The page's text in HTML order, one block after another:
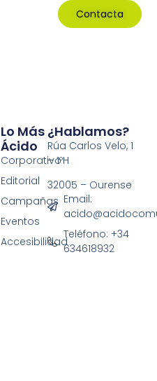
Contacta
Lo Más
Ácido
Corporativo
Editorial
Campañas
Eventos
Accesibilidad
¿Hablamos?
Rúa Carlos Velo, 1
– 1ºH
32005 – Ourense
Email:
Teléfono: +34
634618932